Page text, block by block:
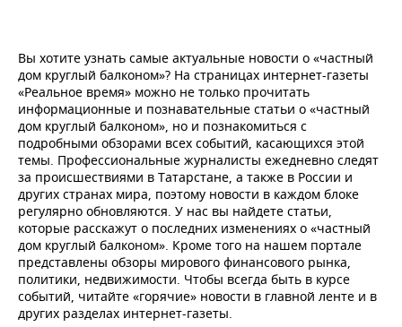
КИБЕРСПОРТ
ФИГУРНОЕ КАТАНИЕ
ВОДНЫЕ ВИДЫ СПОРТА
ХОККЕЙ С МЯЧОМ
КУЛЬТУРА
МЕДИЦИНА
ОБРАЗОВАНИЕ
ПРОИСШЕСТВИЯ
СПИСОК КОМПАНИЙ
Вы хотите узнать самые актуальные новости о «частный
дом круглый балконом»? На страницах интернет-газеты
«Реальное время» можно не только прочитать
информационные и познавательные статьи о «частный
дом круглый балконом», но и познакомиться с
подробными обзорами всех событий, касающихся этой
темы. Профессиональные журналисты ежедневно следят
за происшествиями в Татарстане, а также в России и
других странах мира, поэтому новости в каждом блоке
регулярно обновляются. У нас вы найдете статьи,
которые расскажут о последних изменениях о «частный
дом круглый балконом». Кроме того на нашем портале
представлены обзоры мирового финансового рынка,
политики, недвижимости. Чтобы всегда быть в курсе
событий, читайте «горячие» новости в главной ленте и в
других разделах интернет-газеты.